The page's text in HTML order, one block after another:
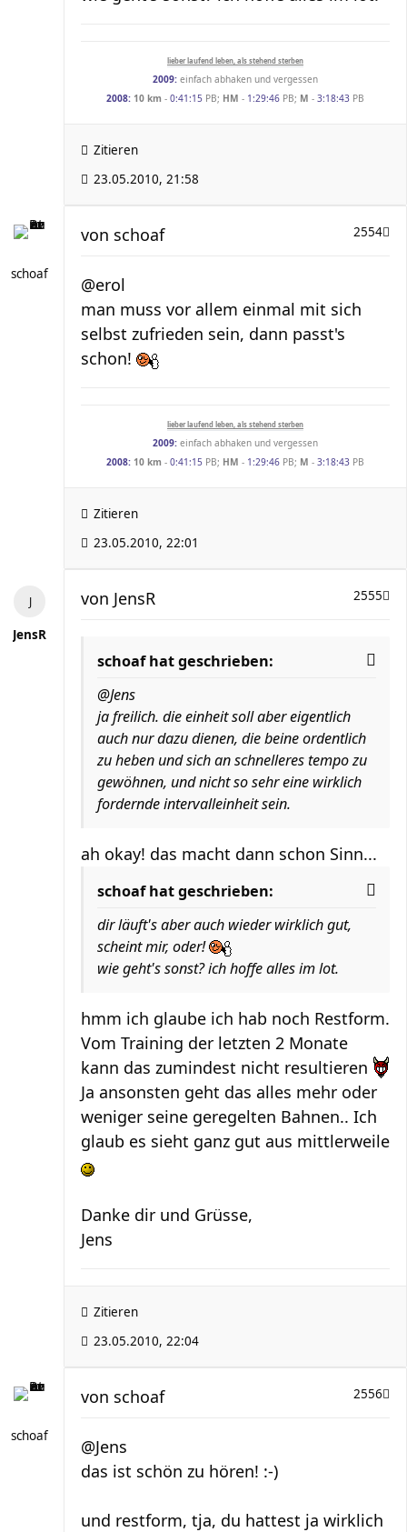
lieber laufend leben, als stehend sterben
2009: einfach abhaken und vergessen
2008: 10 km - 0:41:15 PB; HM - 1:29:46 PB; M - 3:18:43 PB
Zitieren
23.05.2010, 21:58
schoaf
2554
von schoaf
@erol
man muss vor allem einmal mit sich
selbst zufrieden sein, dann passt's
schon!
lieber laufend leben, als stehend sterben
2009: einfach abhaken und vergessen
2008: 10 km - 0:41:15 PB; HM - 1:29:46 PB; M - 3:18:43 PB
Zitieren
23.05.2010, 22:01
JensR
2555
von JensR
schoaf hat geschrieben:
@Jens
ja freilich. die einheit soll aber eigentlich
auch nur dazu dienen, die beine ordentlich
zu heben und sich an schnelleres tempo zu
gewöhnen, und nicht so sehr eine wirklich
fordernde intervalleinheit sein.
ah okay! das macht dann schon Sinn...
schoaf hat geschrieben:
dir läuft's aber auch wieder wirklich gut,
scheint mir, oder!
wie geht's sonst? ich hoffe alles im lot.
hmm ich glaube ich hab noch Restform.
Vom Training der letzten 2 Monate
kann das zumindest nicht resultieren
Ja ansonsten geht das alles mehr oder
weniger seine geregelten Bahnen.. Ich
glaub es sieht ganz gut aus mittlerweile
Danke dir und Grüsse,
Jens
Zitieren
23.05.2010, 22:04
schoaf
2556
von schoaf
@Jens
das ist schön zu hören! :-)
und restform, tja, du hattest ja wirklich